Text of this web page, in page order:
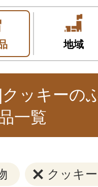
地域
クッキーの
一覧
クッキー